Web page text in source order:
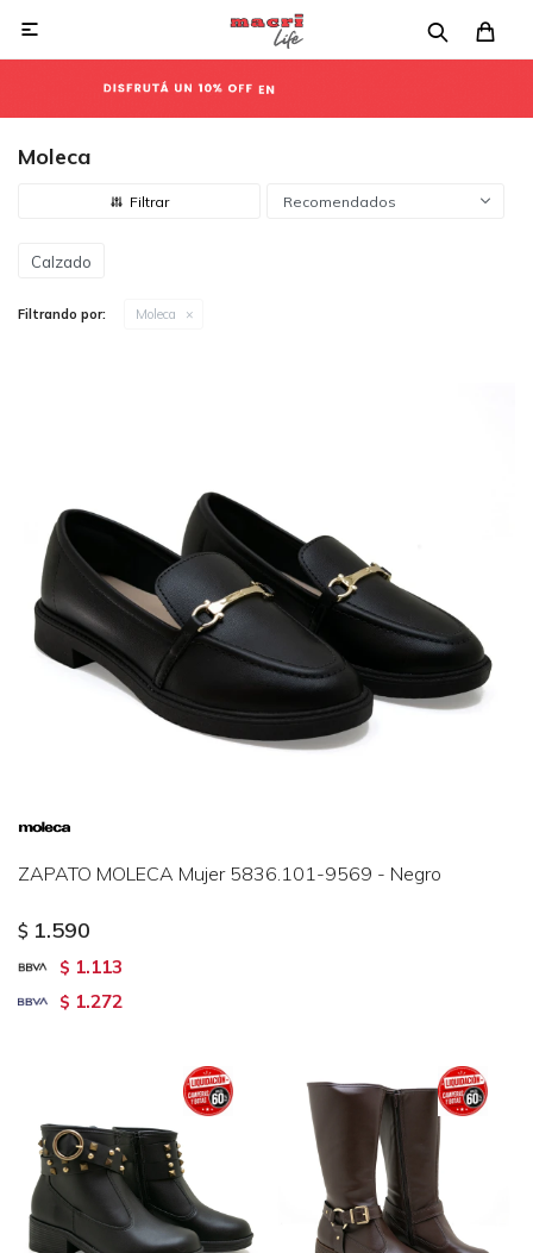

Moleca
Recomendados
Calzado
Filtrando por: Moleca
ZAPATO MOLECA Mujer 5836.101-9569 - Negro
$ 1.590
$ 1.113
$ 1.272